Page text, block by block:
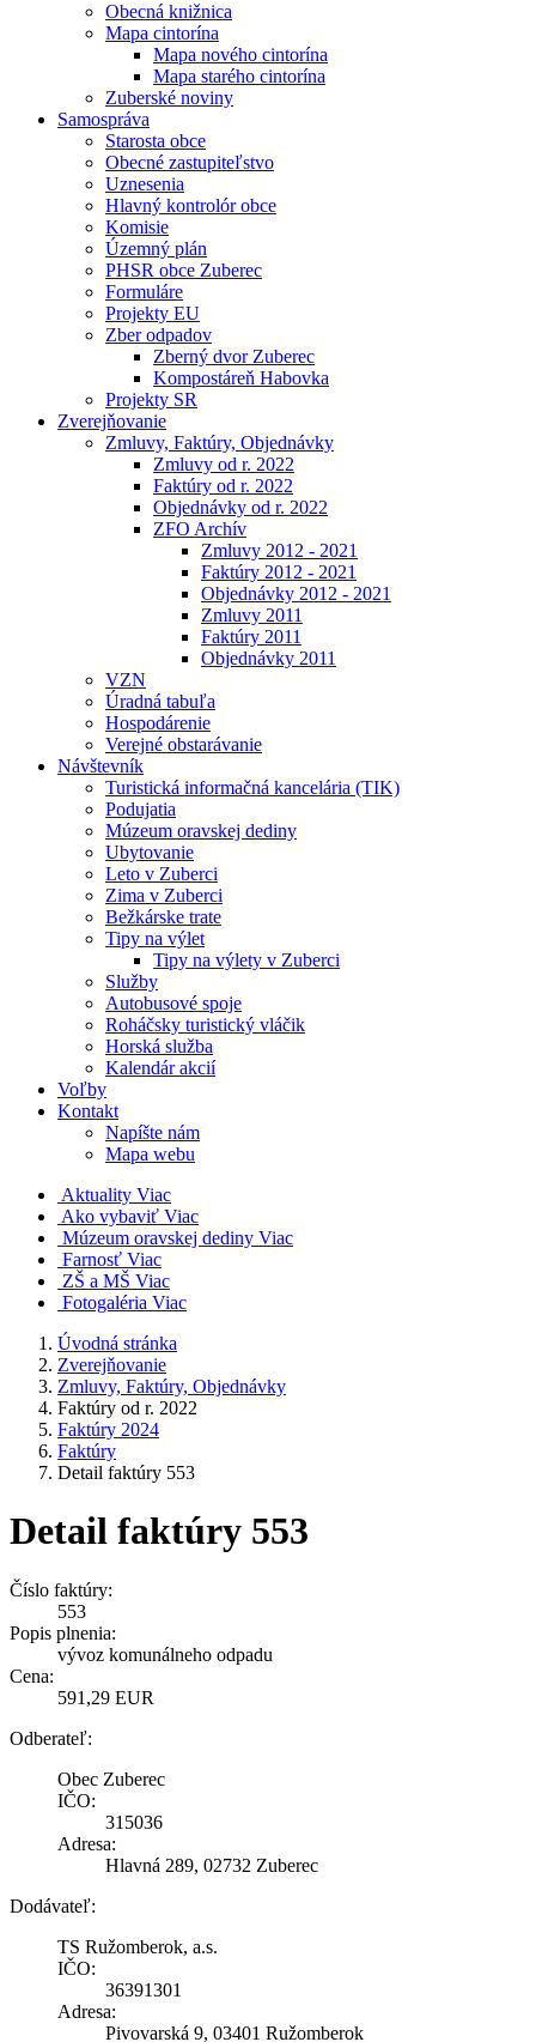
Obecná knižnica
Mapa cintorína
Mapa nového cintorína
Mapa starého cintorína
Zuberské noviny
Samospráva
Starosta obce
Obecné zastupiteľstvo
Uznesenia
Hlavný kontrolór obce
Komisie
Územný plán
PHSR obce Zuberec
Formuláre
Projekty EU
Zber odpadov
Zberný dvor Zuberec
Kompostáreň Habovka
Projekty SR
Zverejňovanie
Zmluvy, Faktúry, Objednávky
Zmluvy od r. 2022
Faktúry od r. 2022
Objednávky od r. 2022
ZFO Archív
Zmluvy 2012 - 2021
Faktúry 2012 - 2021
Objednávky 2012 - 2021
Zmluvy 2011
Faktúry 2011
Objednávky 2011
VZN
Úradná tabuľa
Hospodárenie
Verejné obstarávanie
Návštevník
Turistická informačná kancelária (TIK)
Podujatia
Múzeum oravskej dediny
Ubytovanie
Leto v Zuberci
Zima v Zuberci
Bežkárske trate
Tipy na výlet
Tipy na výlety v Zuberci
Služby
Autobusové spoje
Roháčsky turistický vláčik
Horská služba
Kalendár akcií
Voľby
Kontakt
Napíšte nám
Mapa webu
Aktuality Viac
Ako vybaviť Viac
Múzeum oravskej dediny Viac
Farnosť Viac
ZŠ a MŠ Viac
Fotogaléria Viac
Úvodná stránka
Zverejňovanie
Zmluvy, Faktúry, Objednávky
Faktúry od r. 2022
Faktúry 2024
Faktúry
Detail faktúry 553
Detail faktúry 553
Číslo faktúry:
553
Popis plnenia:
vývoz komunálneho odpadu
Cena:
591,29 EUR
Odberateľ:
Obec Zuberec
IČO:
315036
Adresa:
Hlavná 289, 02732 Zuberec
Dodávateľ:
TS Ružomberok, a.s.
IČO:
36391301
Adresa:
Pivovarská 9, 03401 Ružomberok